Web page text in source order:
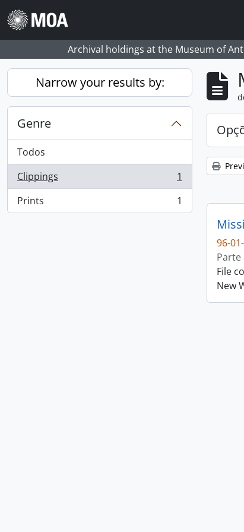
Skip to main content
Archival holdings at the Museum of
Narrow your results by:
Genre
Todos
Clippings
, 1 resultados
1
Prints
, 1 resultados 1
96-
Parte
File
New